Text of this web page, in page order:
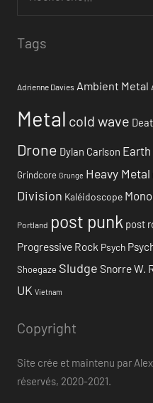
Tags
Adrienne Davies Ambient Metal
Metal cold wave
Drone Dylan Carlson Earth
Grindcore Grunge Heavy Metal
Division Kaléidoscope
Portland post punk post
Progressive Rock Psych
Shoegaze Sludge Snorre W.
UK Vietnam
Copyright
Site crée et maintenu par
réservés, 2020-2021.